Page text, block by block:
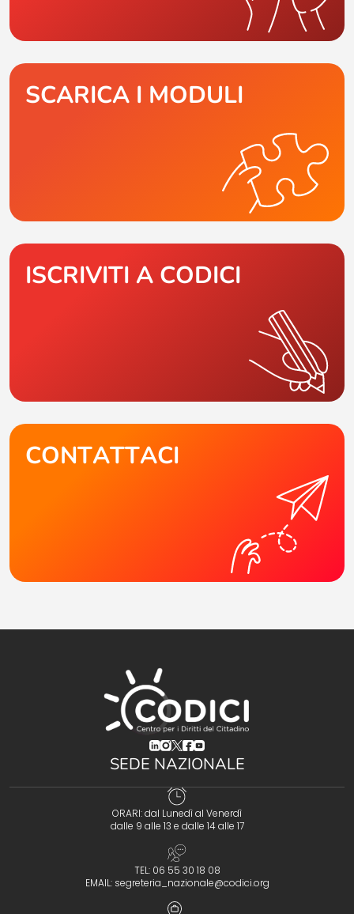
SCARICA I MODULI
ISCRIVITI A CODICI
CONTATTACI
(opens in a new tab)
(opens in a new tab)
(opens in a new tab)
(opens in a new tab)
(opens in a new tab)
SEDE NAZIONALE
ORARI: dal Lunedì al Venerdì
dalle 9 alle 13 e dalle 14 alle 17
TEL: 06 55 30 18 08
EMAIL: segreteria_nazionale@codici.org